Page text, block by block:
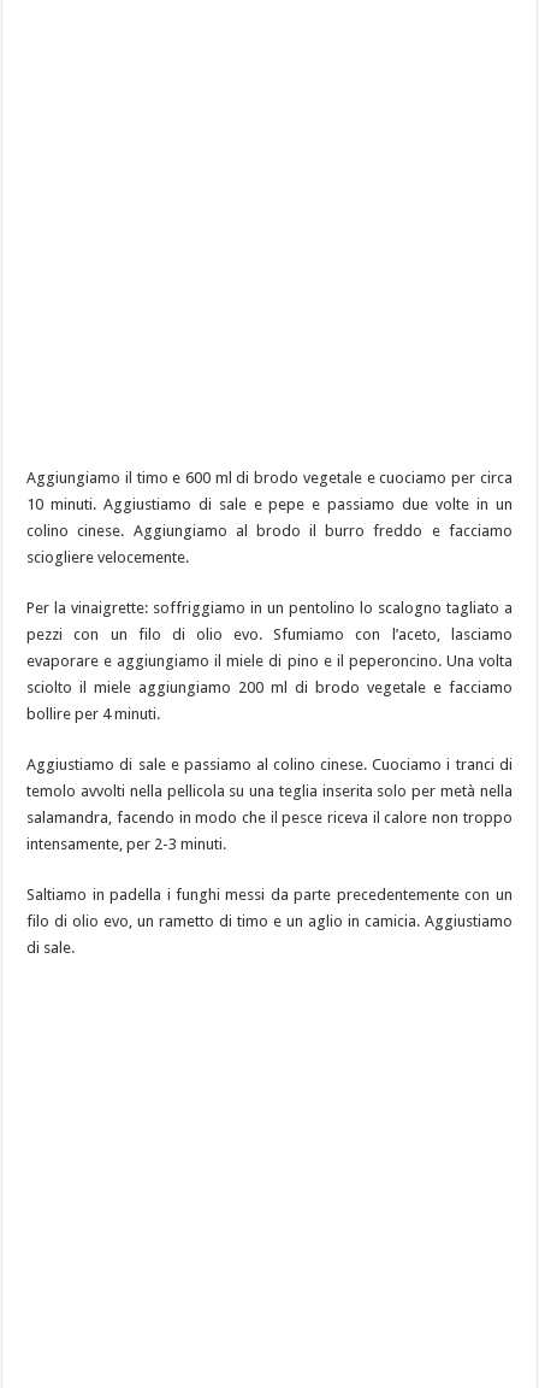
Aggiungiamo il timo e 600 ml di brodo vegetale e cuociamo per circa
10 minuti. Aggiustiamo di sale e pepe e passiamo due volte in un
colino cinese. Aggiungiamo al brodo il burro freddo e facciamo
sciogliere velocemente.
Per la vinaigrette: soffriggiamo in un pentolino lo scalogno tagliato a
pezzi con un filo di olio evo. Sfumiamo con l’aceto, lasciamo
evaporare e aggiungiamo il miele di pino e il peperoncino. Una volta
sciolto il miele aggiungiamo 200 ml di brodo vegetale e facciamo
bollire per 4 minuti.
Aggiustiamo di sale e passiamo al colino cinese. Cuociamo i tranci di
temolo avvolti nella pellicola su una teglia inserita solo per metà nella
salamandra, facendo in modo che il pesce riceva il calore non troppo
intensamente, per 2-3 minuti.
Saltiamo in padella i funghi messi da parte precedentemente con un
filo di olio evo, un rametto di timo e un aglio in camicia. Aggiustiamo
di sale.